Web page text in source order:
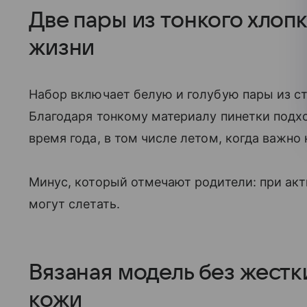
Две пары из тонкого
жизни
Набор включает белую и голубую пары из
Благодаря тонкому материалу пинетки
время года, в том числе летом, когда важно
Минус, который отмечают родители: при
могут слетать.
Вязаная модель без
кожи